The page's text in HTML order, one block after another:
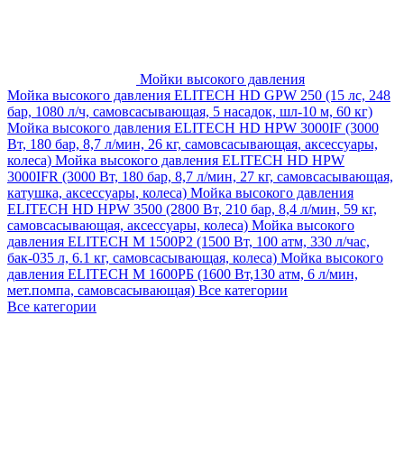
Мойки высокого давления
Мойка высокого давления ELITECH HD GPW 250 (15 лс, 248
бар, 1080 л/ч, самовсасывающая, 5 насадок, шл-10 м, 60 кг)
Мойка высокого давления ELITECH HD HPW 3000IF (3000
Вт, 180 бар, 8,7 л/мин, 26 кг, самовсасывающая, аксессуары,
колеса) Мойка высокого давления ELITECH HD HPW
3000IFR (3000 Вт, 180 бар, 8,7 л/мин, 27 кг, самовсасывающая,
катушка, аксессуары, колеса) Мойка высокого давления
ELITECH HD HPW 3500 (2800 Вт, 210 бар, 8,4 л/мин, 59 кг,
самовсасывающая, аксессуары, колеса) Мойка высокого
давления ELITECH M 1500P2 (1500 Вт, 100 атм, 330 л/час,
бак-035 л, 6.1 кг, самовсасывающая, колеса) Мойка высокого
давления ELITECH М 1600РБ (1600 Вт,130 атм, 6 л/мин,
мет.помпа, самовсасывающая) Все категории
Все категории